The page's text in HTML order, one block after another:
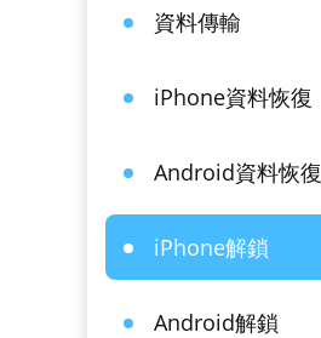
資料傳輸
iPhone資料恢復
Android資料恢復
iPhone解鎖
Android解鎖